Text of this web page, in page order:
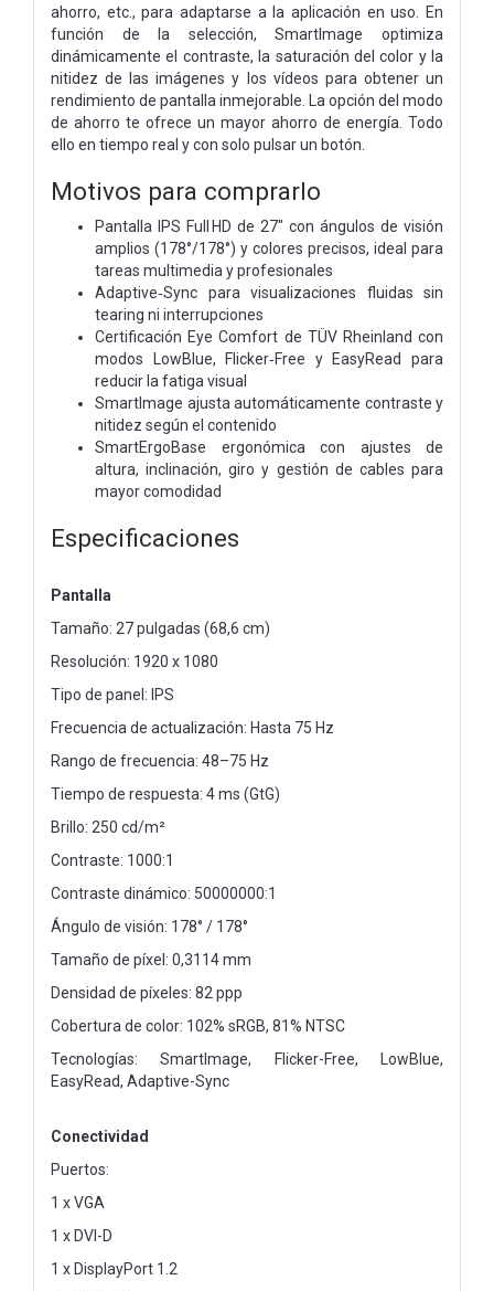
ahorro, etc., para adaptarse a la aplicación en uso. En
función de la selección, SmartImage optimiza
dinámicamente el contraste, la saturación del color y la
nitidez de las imágenes y los vídeos para obtener un
rendimiento de pantalla inmejorable. La opción del modo
de ahorro te ofrece un mayor ahorro de energía. Todo
ello en tiempo real y con solo pulsar un botón.
Motivos para comprarlo
Pantalla IPS Full HD de 27″ con ángulos de visión
amplios (178°/178°) y colores precisos, ideal para
tareas multimedia y profesionales
Adaptive‑Sync para visualizaciones fluidas sin
tearing ni interrupciones
Certificación Eye Comfort de TÜV Rheinland con
modos LowBlue, Flicker‑Free y EasyRead para
reducir la fatiga visual
SmartImage ajusta automáticamente contraste y
nitidez según el contenido
SmartErgoBase ergonómica con ajustes de
altura, inclinación, giro y gestión de cables para
mayor comodidad
Especificaciones
Pantalla
Tamaño: 27 pulgadas (68,6 cm)
Resolución: 1920 x 1080
Tipo de panel: IPS
Frecuencia de actualización: Hasta 75 Hz
Rango de frecuencia: 48–75 Hz
Tiempo de respuesta: 4 ms (GtG)
Brillo: 250 cd/m²
Contraste: 1000:1
Contraste dinámico: 50000000:1
Ángulo de visión: 178° / 178°
Tamaño de píxel: 0,3114 mm
Densidad de píxeles: 82 ppp
Cobertura de color: 102% sRGB, 81% NTSC
Tecnologías: SmartImage, Flicker-Free, LowBlue,
EasyRead, Adaptive-Sync
Conectividad
Puertos:
1 x VGA
1 x DVI-D
1 x DisplayPort 1.2